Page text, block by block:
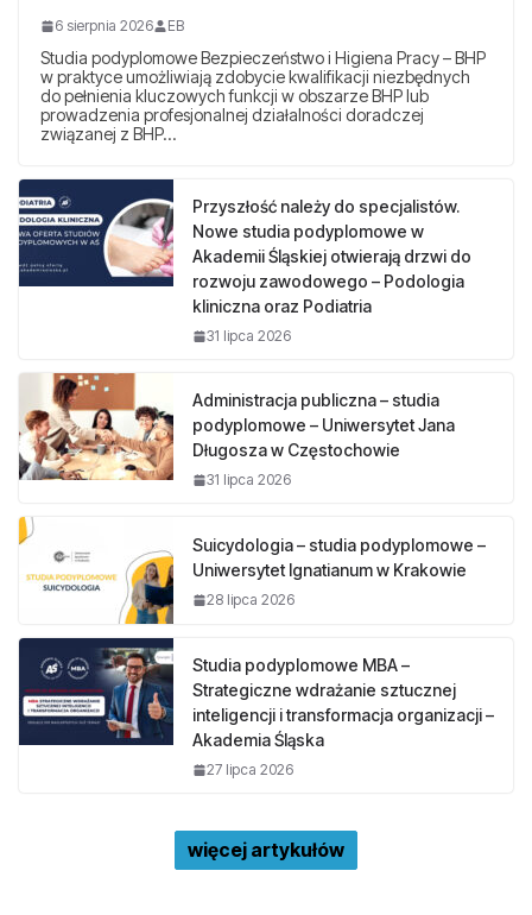
6 sierpnia 2026 EB
Studia podyplomowe Bezpieczeństwo i Higiena Pracy – BHP
w praktyce umożliwiają zdobycie kwalifikacji niezbędnych
do pełnienia kluczowych funkcji w obszarze BHP lub
prowadzenia profesjonalnej działalności doradczej
związanej z BHP…
Przyszłość należy do specjalistów.
Nowe studia podyplomowe w
Akademii Śląskiej otwierają drzwi do
rozwoju zawodowego – Podologia
kliniczna oraz Podiatria
31 lipca 2026
Administracja publiczna – studia
podyplomowe – Uniwersytet Jana
Długosza w Częstochowie
31 lipca 2026
Suicydologia – studia podyplomowe –
Uniwersytet Ignatianum w Krakowie
28 lipca 2026
Studia podyplomowe MBA –
Strategiczne wdrażanie sztucznej
inteligencji i transformacja organizacji –
Akademia Śląska
27 lipca 2026
więcej artykułów